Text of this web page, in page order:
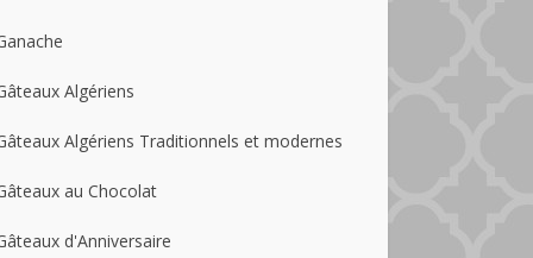
Algériens
Algériens Traditionnels et modernes
au Chocolat
d'Anniversaire